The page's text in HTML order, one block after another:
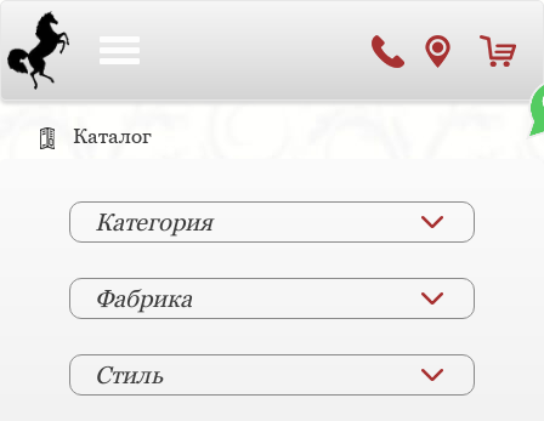
Каталог
Категория
Фабрика
Стиль